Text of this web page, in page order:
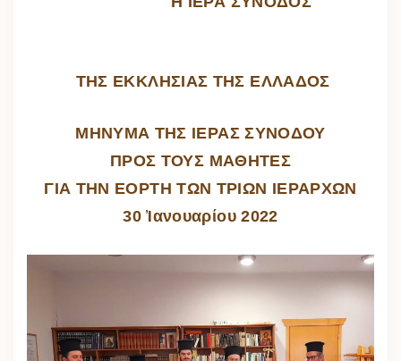
ΤΗΣ ΕΚ­ΚΛΗ­ΣΙ­ΑΣ ΤΗΣ ΕΛ­ΛΑ­ΔΟΣ
ΜΗΝΥΜΑ ΤΗΣ ΙΕΡΑΣ ΣΥΝΟΔΟΥ
ΠΡΟΣ ΤΟΥΣ ΜΑΘΗΤΕΣ
ΓΙΑ ΤΗΝ ΕΟΡΤΗ ΤΩΝ ΤΡΙΩΝ ΙΕΡΑΡΧΩΝ
30 Ἰανουαρίου 2022